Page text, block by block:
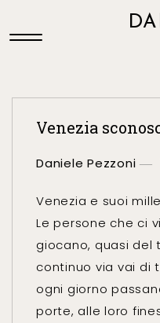
Venezia
Daniele Pezzoni
Venezia e suoi
Le persone che ci
giocano, quasi
continuo via vai di
ogni giorno
porte, alle loro